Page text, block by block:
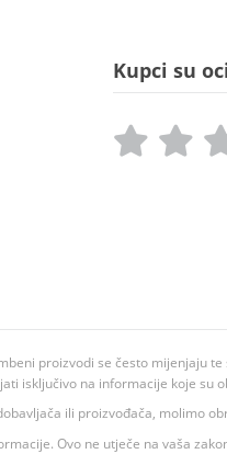
Kupci su
proizvodi se često mijenjaju
isključivo na informacije koje su
ili proizvođača, molimo
Ovo ne utječe na vaša